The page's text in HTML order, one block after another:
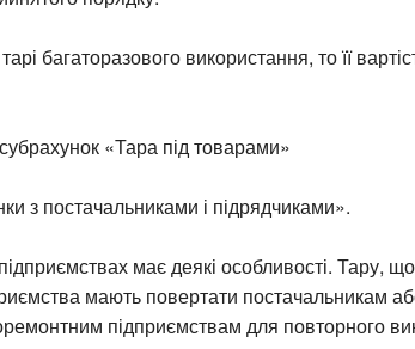
багаторазового використання, то її
«Тара під товарами»
з постачальниками і підрядчиками».
має деякі особливості. Тару,
мають повертати постачальникам
підприємствам для повторного